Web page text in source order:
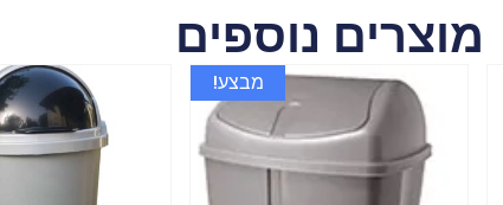
מוצרים נוספים
מבצע!